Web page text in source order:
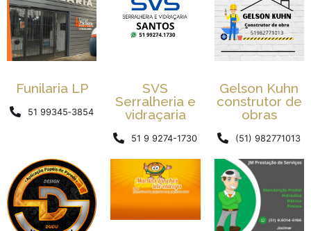
Funilaria LP
‪51 99345‑3854‬
SVS
Serralheria e
vidraçaria
51 9 9274-1730
Gelson Kuhn
construtor de
obras
(51) 982771013